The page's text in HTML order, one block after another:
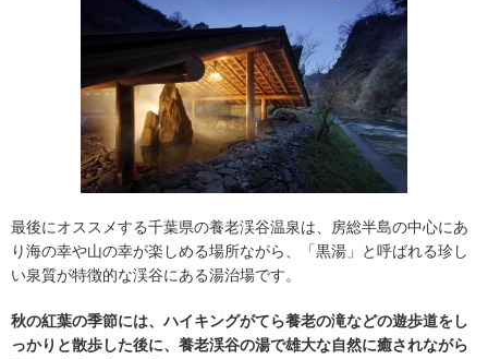
最後にオススメする千葉県の養老渓谷温泉は、房総半島の中心にあ
り海の幸や山の幸が楽しめる場所ながら、「黒湯」と呼ばれる珍し
い泉質が特徴的な渓谷にある湯治場です。
秋の紅葉の季節には、ハイキングがてら養老の滝などの遊歩道をし
っかりと散歩した後に、養老渓谷の湯で雄大な自然に癒されながら